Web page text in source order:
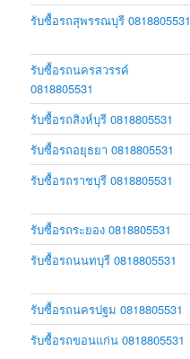
รับซื้อรถสุพรรณบุรี 0818805531
รับซื้อรถนครสวรรค์
0818805531
รับซื้อรถสิงห์บุรี 0818805531
รับซื้อรถอยุธยา 0818805531
รับซื้อรถราชบุรี 0818805531
รับซื้อรถระยอง 0818805531
รับซื้อรถนนทบุรี 0818805531
รับซื้อรถนครปฐม 0818805531
รับซื้อรถขอนแก่น 0818805531